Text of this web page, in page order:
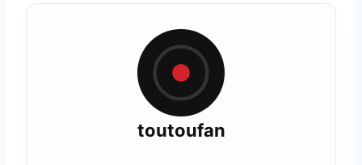
toutoufan